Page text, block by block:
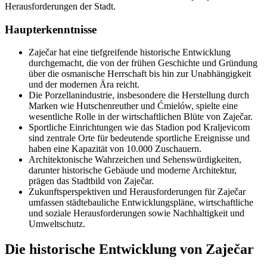
Herausforderungen der Stadt.
Haupterkenntnisse
Zaječar hat eine tiefgreifende historische Entwicklung
durchgemacht, die von der frühen Geschichte und Gründung
über die osmanische Herrschaft bis hin zur Unabhängigkeit
und der modernen Ära reicht.
Die Porzellanindustrie, insbesondere die Herstellung durch
Marken wie Hutschenreuther und Ćmielów, spielte eine
wesentliche Rolle in der wirtschaftlichen Blüte von Zaječar.
Sportliche Einrichtungen wie das Stadion pod Kraljevicom
sind zentrale Orte für bedeutende sportliche Ereignisse und
haben eine Kapazität von 10.000 Zuschauern.
Architektonische Wahrzeichen und Sehenswürdigkeiten,
darunter historische Gebäude und moderne Architektur,
prägen das Stadtbild von Zaječar.
Zukunftsperspektiven und Herausforderungen für Zaječar
umfassen städtebauliche Entwicklungspläne, wirtschaftliche
und soziale Herausforderungen sowie Nachhaltigkeit und
Umweltschutz.
Die historische Entwicklung von Zaječar